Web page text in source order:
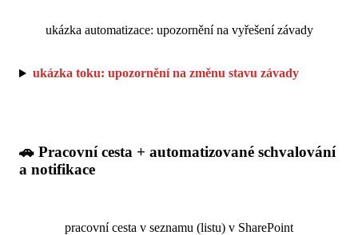
ukázka automatizace: upozornění na vyřešení závady
ukázka toku: upozornění na změnu stavu závady
🚗 Pracovní cesta + automatizované schvalování
a notifikace
pracovní cesta v seznamu (listu) v SharePoint